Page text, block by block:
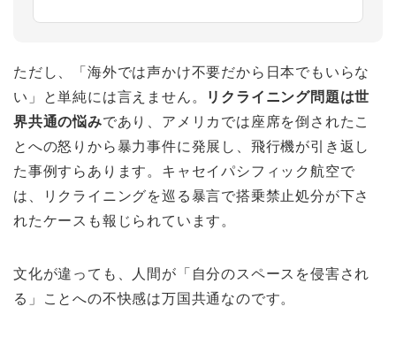
ただし、「海外では声かけ不要だから日本でもいらな
い」と単純には言えません。
リクライニング問題は世
界共通の悩みであり、アメリカでは座席を倒されたこ
とへの怒りから暴力事件に発展し、飛行機が引き返し
た事例すらあります。キャセイパシフィック航空で
は、リクライニングを巡る暴言で搭乗禁止処分が下さ
れたケースも報じられています。
文化が違っても、人間が「自分のスペースを侵害され
る」ことへの不快感は万国共通なのです。